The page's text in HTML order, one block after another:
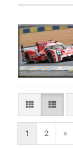
1 2 »